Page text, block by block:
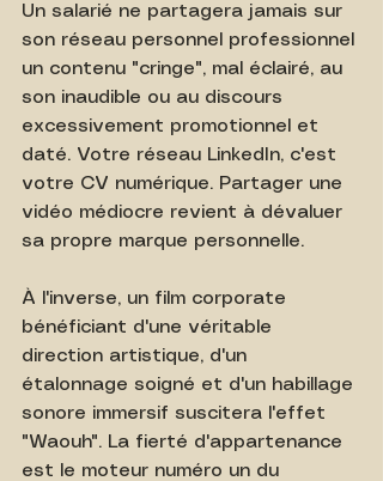
Un salarié ne partagera jamais sur
son réseau personnel professionnel
un contenu "cringe", mal éclairé, au
son inaudible ou au discours
excessivement promotionnel et
daté. Votre réseau LinkedIn, c'est
votre CV numérique. Partager une
vidéo médiocre revient à dévaluer
sa propre marque personnelle.
À l'inverse, un film corporate
bénéficiant d'une véritable
direction artistique, d'un
étalonnage soigné et d'un habillage
sonore immersif suscitera l'effet
"Waouh". La fierté d'appartenance
est le moteur numéro un du